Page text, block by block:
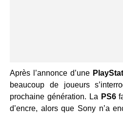
Après l’annonce d’une
beaucoup de joueurs
prochaine génération. La PS6
d’encre, alors que Sony n’a